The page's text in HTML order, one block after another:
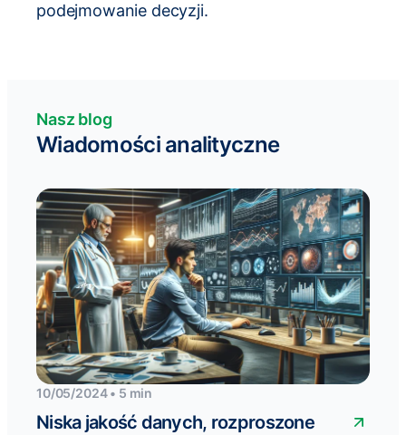
podejmowanie decyzji.
Nasz blog
Wiadomości analityczne
10/05/2024 • 5 min
Niska jakość danych, rozproszone